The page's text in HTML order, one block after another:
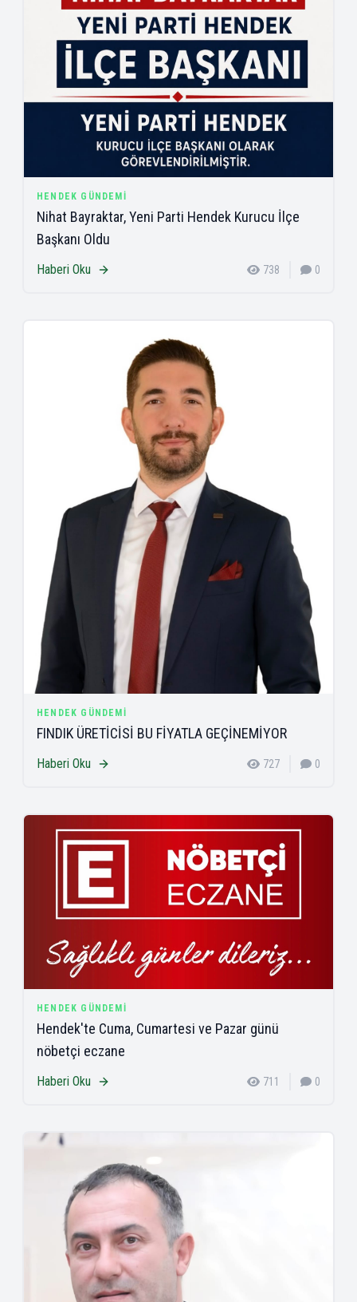
HENDEK GÜNDEMI
Nihat Bayraktar, Yeni Parti Hendek Kurucu İlçe
Başkanı Oldu
Haberi Oku 738 0
HENDEK GÜNDEMI
FINDIK ÜRETİCİSİ BU FİYATLA GEÇİNEMİYOR
Haberi Oku 727 0
HENDEK GÜNDEMI
Hendek'te Cuma, Cumartesi ve Pazar günü
nöbetçi eczane
Haberi Oku 711 0